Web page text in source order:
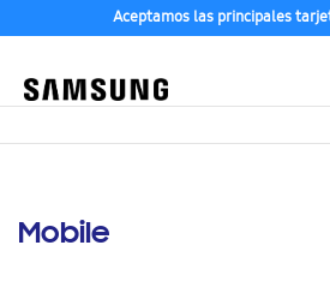
Aceptamos las principales
Mobile